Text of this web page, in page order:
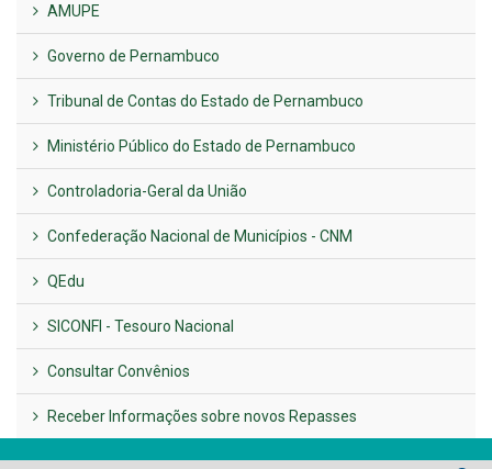
UTILIDADE PÚBLICA
Previous
LINKS ÚTEIS
AMUPE
Governo de Pernambuco
Tribunal de Contas do Estado de Pernambuco